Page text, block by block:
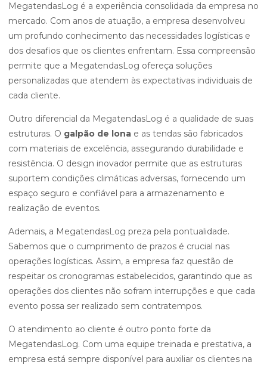
MegatendasLog é a experiência consolidada da empresa no
mercado. Com anos de atuação, a empresa desenvolveu
um profundo conhecimento das necessidades logísticas e
dos desafios que os clientes enfrentam. Essa compreensão
permite que a MegatendasLog ofereça soluções
personalizadas que atendem às expectativas individuais de
cada cliente.
Outro diferencial da MegatendasLog é a qualidade de suas
estruturas. O galpão de lona e as tendas são fabricados
com materiais de excelência, assegurando durabilidade e
resistência. O design inovador permite que as estruturas
suportem condições climáticas adversas, fornecendo um
espaço seguro e confiável para a armazenamento e
realização de eventos.
Ademais, a MegatendasLog preza pela pontualidade.
Sabemos que o cumprimento de prazos é crucial nas
operações logísticas. Assim, a empresa faz questão de
respeitar os cronogramas estabelecidos, garantindo que as
operações dos clientes não sofram interrupções e que cada
evento possa ser realizado sem contratempos.
O atendimento ao cliente é outro ponto forte da
MegatendasLog. Com uma equipe treinada e prestativa, a
empresa está sempre disponível para auxiliar os clientes na